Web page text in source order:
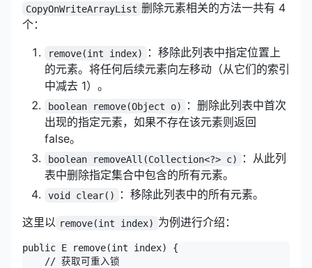
CopyOnWriteArrayList 删除元素相关的方法一共有 4
个：
remove(int index)
：移除此列表中指定位置上
的元素。将任何后续元素向左移动（从它们的索引
中减去 1）。
boolean remove(Object o)
：删除此列表中首次
出现的指定元素，如果不存在该元素则返回
false。
boolean removeAll(Collection<?> c)
：从此列
表中删除指定集合中包含的所有元素。
void clear()
：移除此列表中的所有元素。
这里以 remove(int index) 为例进行介绍：
public E remove(int index) {
    // 获取可重入锁